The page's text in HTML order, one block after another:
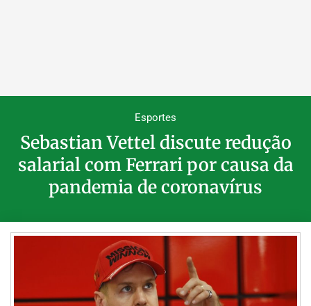
Esportes
Sebastian Vettel discute redução
salarial com Ferrari por causa da
pandemia de coronavírus